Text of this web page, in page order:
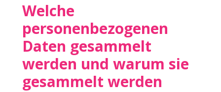
Welche
personenbezogenen
Daten gesammelt
werden und warum sie
gesammelt werden